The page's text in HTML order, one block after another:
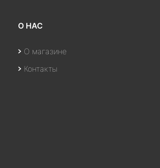
О НАС
О магазине
Контакты